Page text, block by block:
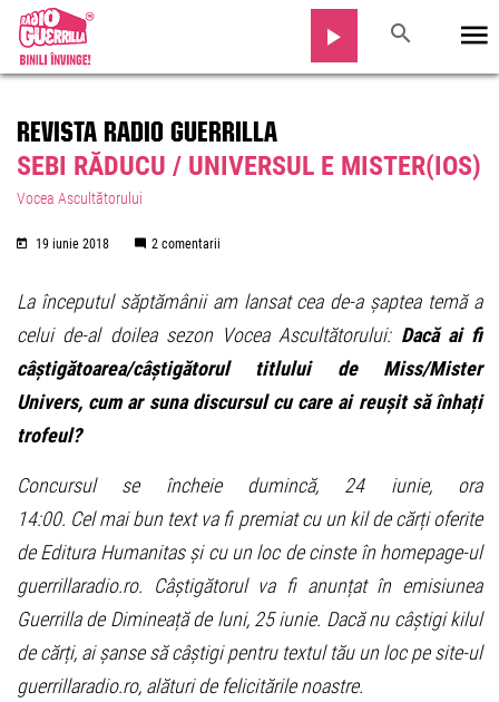
REVISTA RADIO GUERRILLA
SEBI RĂDUCU / UNIVERSUL E MISTER(IOS)
Vocea Ascultătorului
19 iunie 2018 2 comentarii
La începutul săptămânii am lansat cea de-a șaptea temă a
celui de-al doilea sezon Vocea Ascultătorului:Dacă ai fi
câștigătoarea/câștigătorul titlului de Miss/Mister
Univers, cum ar suna discursul cu care ai reușit să înhați
trofeul?
Concursul se încheie dumincă, 24 iunie, ora
14:00. Cel mai bun text va fi premiat cu un kil de cărți oferite
de Editura Humanitas și cu un loc de cinste în homepage-ul
guerrillaradio.ro. Câștigătorul va fi anunțat în emisiunea
Guerrilla de Dimineață de luni, 25 iunie. Dacă nu câștigi kilul
de cărți, ai șanse să câștigi pentru textul tău un loc pe site-ul
guerrillaradio.ro, alături de felicitările noastre.